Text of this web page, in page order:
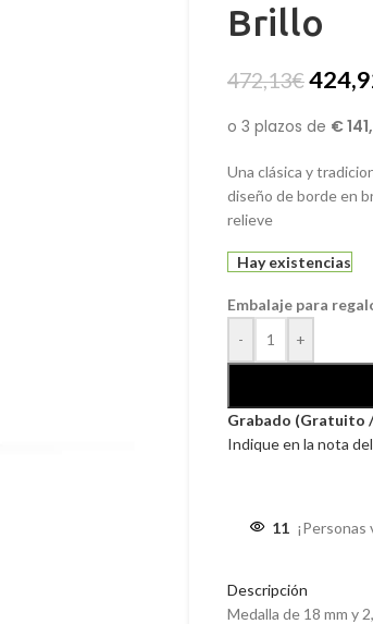
Brillo
472,13€
Una clásica y
diseño de borde en
relieve
Hay existencias
Embalaje para
-
+
Grabado (Gratuito
Indique en la nota
11
Descripción
Medalla de 18 mm y